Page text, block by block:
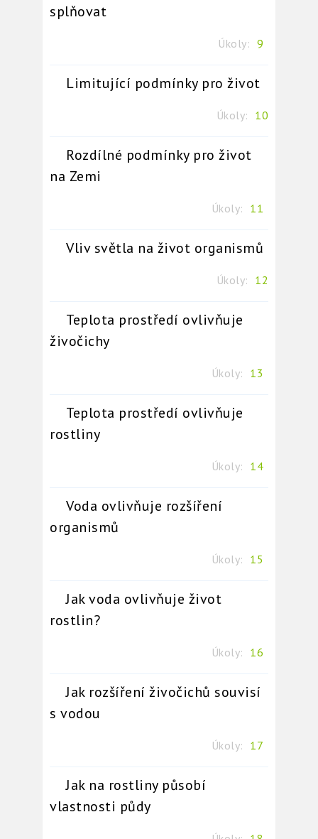
splňovat
Úkoly: 9
Limitující podmínky pro život
Úkoly: 10
Rozdílné podmínky pro život
na Zemi
Úkoly: 11
Vliv světla na život organismů
Úkoly: 12
Teplota prostředí ovlivňuje
živočichy
Úkoly: 13
Teplota prostředí ovlivňuje
rostliny
Úkoly: 14
Voda ovlivňuje rozšíření
organismů
Úkoly: 15
Jak voda ovlivňuje život
rostlin?
Úkoly: 16
Jak rozšíření živočichů souvisí
s vodou
Úkoly: 17
Jak na rostliny působí
vlastnosti půdy